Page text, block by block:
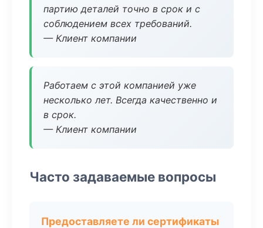
партию деталей точно в срок и с
соблюдением всех требований.
— Клиент компании
Работаем с этой компанией уже
несколько лет. Всегда качественно и
в срок.
— Клиент компании
Часто задаваемые вопросы
Предоставляете ли сертификаты